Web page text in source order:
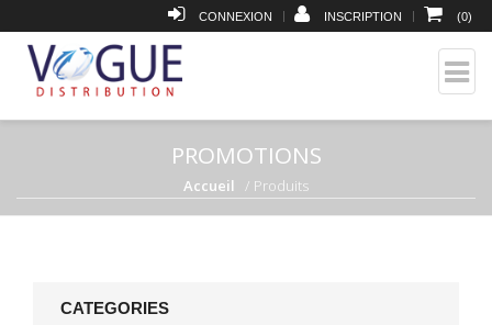
CONNEXION | INSCRIPTION | (0)
PROMOTIONS
Accueil Produits
CATEGORIES